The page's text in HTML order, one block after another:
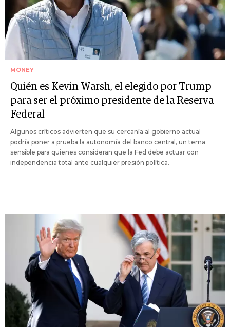
MONEY
Quién es Kevin Warsh, el elegido por Trump
para ser el próximo presidente de la Reserva
Federal
Algunos críticos advierten que su cercanía al gobierno actual
podría poner a prueba la autonomía del banco central, un tema
sensible para quienes consideran que la Fed debe actuar con
independencia total ante cualquier presión política.